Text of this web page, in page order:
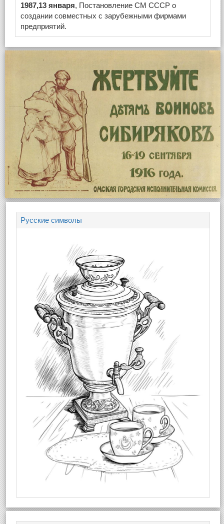
1987,13 января, Постановление СМ СССР о
создании совместных с зарубежными фирмами
предприятий.
Русские символы